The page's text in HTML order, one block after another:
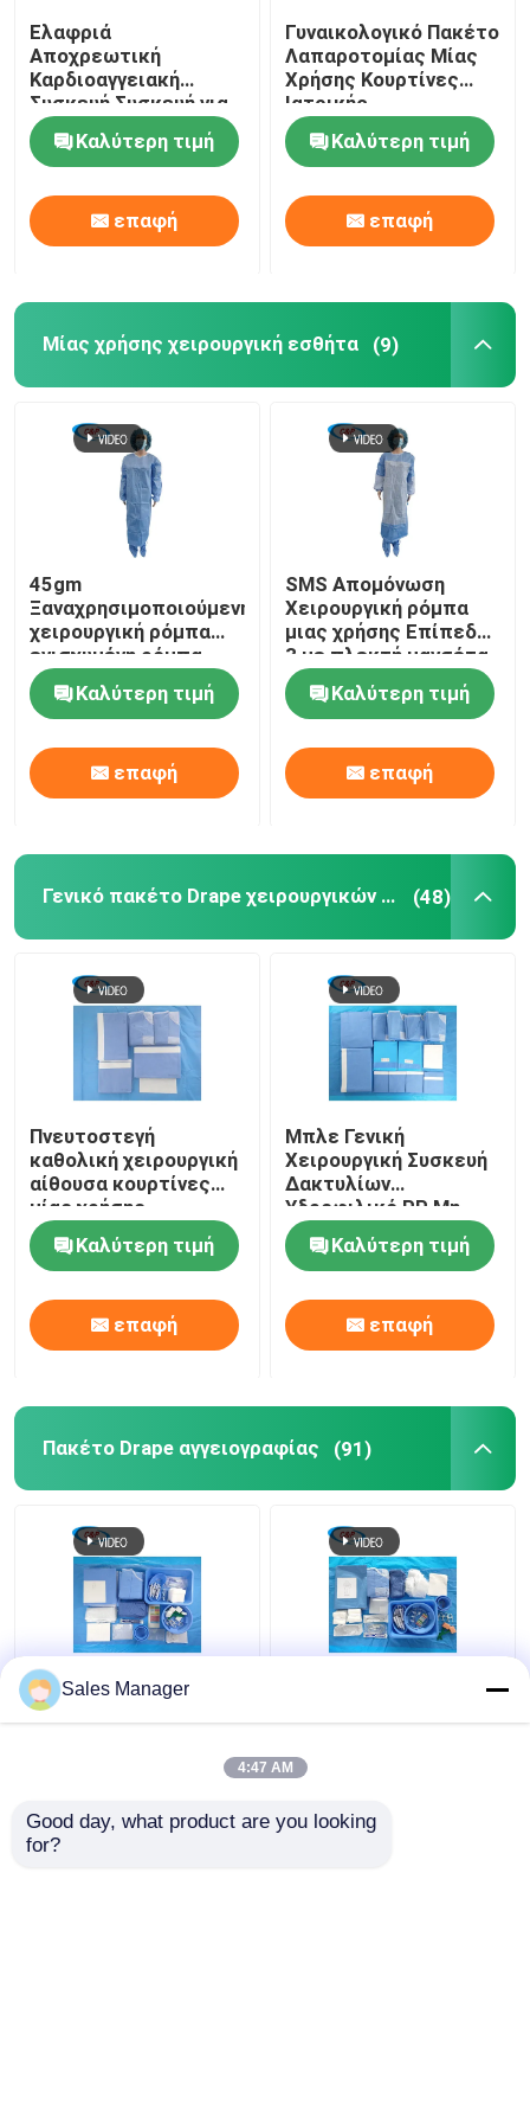
Ελαφριά
Αποχρεωτική
Καρδιοαγγειακή
Συσκευή Συσκευή για
Ιατρική Χρήση
Καλύτερη τιμή
επαφή
Γυναικολογικό Πακέτο
Λαπαροτομίας Μίας
Χρήσης Κουρτίνες
Ιατρικής
Προσαρμογής
Καλύτερη τιμή
επαφή
Μίας χρήσης χειρουργική εσθήτα (9)
45gm
Ξαναχρησιμοποιούμενη
χειρουργική ρόμπα
ενισχυμένη ρόμπα
SMS SMMS Spunlance
Καλύτερη τιμή
επαφή
SMS Απομόνωση
Χειρουργική ρόμπα
μιας χρήσης Επίπεδο
3 με πλεκτή μανσέτα
Καλύτερη τιμή
επαφή
Γενικό πακέτο Drape χειρουργικών επεμβάσεων (48)
Πνευτοστεγή
καθολική χειρουργική
αίθουσα κουρτίνες
μίας χρήσης
χειρουργικά σεντόνια
Καλύτερη τιμή
επαφή
Μπλε Γενική
Χειρουργική Συσκευή
Δακτυλίων
Υδροφιλικό PP Μη
Απορροφητικό
Υφασμάτινο
Καλύτερη τιμή
επαφή
Πακέτο Drape αγγειογραφίας (91)
CE ISO13485
Ξαναχρησιμοποιήσιμη
αγγειογραφία Συσκευή
Υπομονετικό πακέτο
χειρουργικές ανάγκες
EN13795
Sales Manager
4:47 AM
Good day, what product are you looking
for?